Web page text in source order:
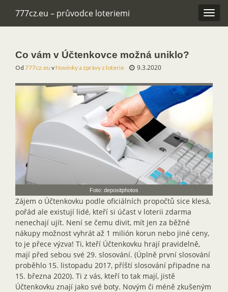
777cz.eu – průvodce loteriemi
Co vám v Účtenkovce možná uniklo?
Od 777cz.eu vNovinky a zprávy z loterie 9.3.2020
Foto: depositphotos
Zájem o Účtenkovku podle oficiálních propočtů sice klesá,
pořád ale existují lidé, kteří si účast v loterii zdarma
nenechají ujít. Není se čemu divit, mít jen za běžné
nákupy možnost vyhrát až 1 milión korun nebo jiné ceny,
to je přece výzva! Ti, kteří Účtenkovku hrají pravidelně,
mají před sebou své 29. slosování. (Úplně první slosování
proběhlo 15. listopadu 2017, příští slosování připadne na
15. března 2020). Ti z vás, kteří to tak mají, jistě
Účtenkovku znají jako své boty. Novým či méně zkušeným